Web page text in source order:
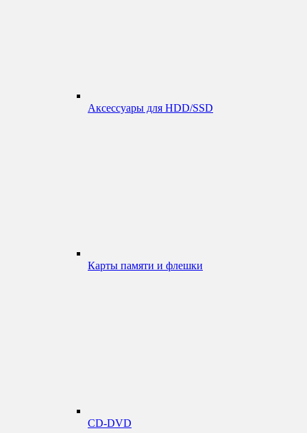
Аксессуары для HDD/SSD
Карты памяти и флешки
CD-DVD